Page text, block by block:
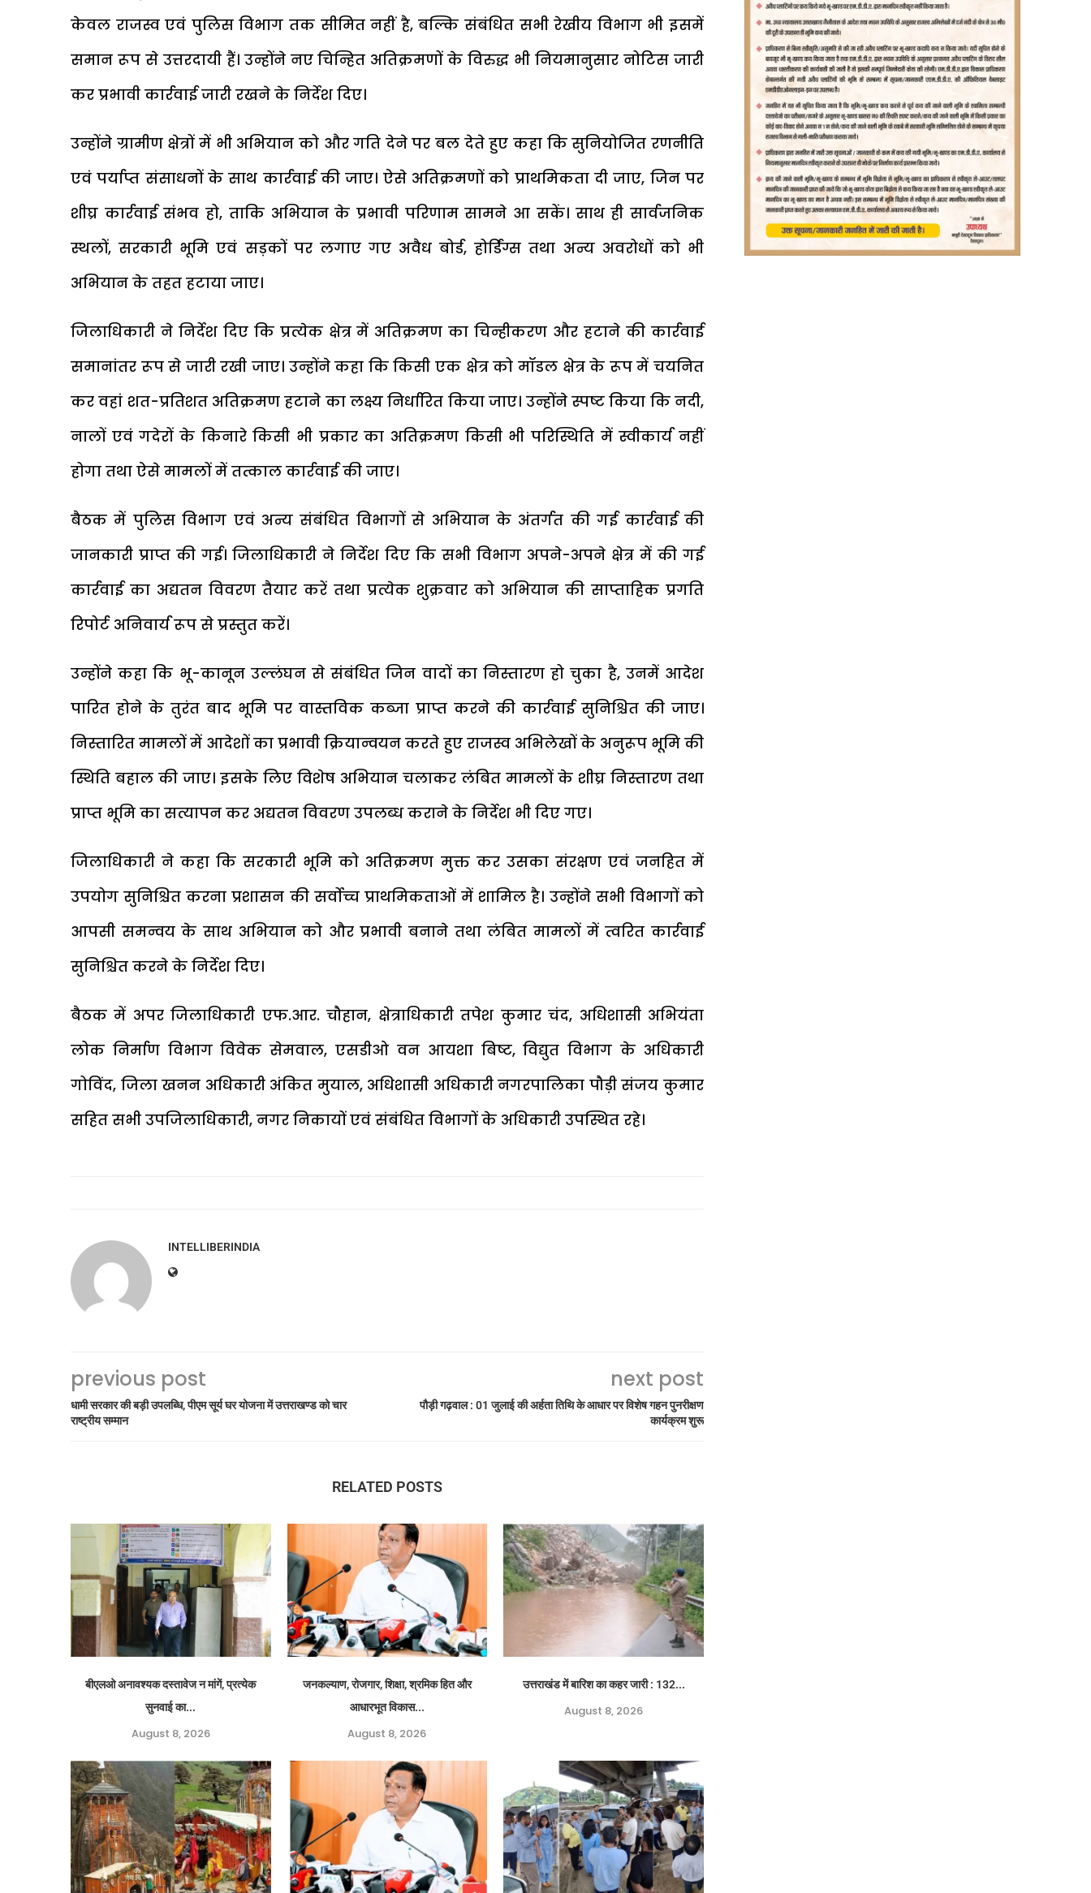
केवल राजस्व एवं पुलिस विभाग तक सीमित नहीं है, बल्कि संबंधित सभी रेखीय विभाग भी इसमें
समान रूप से उत्तरदायी हैं। उन्होंने नए चिन्हित अतिक्रमणों के विरुद्ध भी नियमानुसार नोटिस जारी
कर प्रभावी कार्रवाई जारी रखने के निर्देश दिए।
उन्होंने ग्रामीण क्षेत्रों में भी अभियान को और गति देने पर बल देते हुए कहा कि सुनियोजित रणनीति
एवं पर्याप्त संसाधनों के साथ कार्रवाई की जाए। ऐसे अतिक्रमणों को प्राथमिकता दी जाए, जिन पर
शीघ्र कार्रवाई संभव हो, ताकि अभियान के प्रभावी परिणाम सामने आ सकें। साथ ही सार्वजनिक
स्थलों, सरकारी भूमि एवं सड़कों पर लगाए गए अवैध बोर्ड, होर्डिंग्स तथा अन्य अवरोधों को भी
अभियान के तहत हटाया जाए।
जिलाधिकारी ने निर्देश दिए कि प्रत्येक क्षेत्र में अतिक्रमण का चिन्हीकरण और हटाने की कार्रवाई
समानांतर रूप से जारी रखी जाए। उन्होंने कहा कि किसी एक क्षेत्र को मॉडल क्षेत्र के रूप में चयनित
कर वहां शत-प्रतिशत अतिक्रमण हटाने का लक्ष्य निर्धारित किया जाए। उन्होंने स्पष्ट किया कि नदी,
नालों एवं गदेरों के किनारे किसी भी प्रकार का अतिक्रमण किसी भी परिस्थिति में स्वीकार्य नहीं
होगा तथा ऐसे मामलों में तत्काल कार्रवाई की जाए।
बैठक में पुलिस विभाग एवं अन्य संबंधित विभागों से अभियान के अंतर्गत की गई कार्रवाई की
जानकारी प्राप्त की गई। जिलाधिकारी ने निर्देश दिए कि सभी विभाग अपने-अपने क्षेत्र में की गई
कार्रवाई का अद्यतन विवरण तैयार करें तथा प्रत्येक शुक्रवार को अभियान की साप्ताहिक प्रगति
रिपोर्ट अनिवार्य रूप से प्रस्तुत करें।
उन्होंने कहा कि भू-कानून उल्लंघन से संबंधित जिन वादों का निस्तारण हो चुका है, उनमें आदेश
पारित होने के तुरंत बाद भूमि पर वास्तविक कब्जा प्राप्त करने की कार्रवाई सुनिश्चित की जाए।
निस्तारित मामलों में आदेशों का प्रभावी क्रियान्वयन करते हुए राजस्व अभिलेखों के अनुरूप भूमि की
स्थिति बहाल की जाए। इसके लिए विशेष अभियान चलाकर लंबित मामलों के शीघ्र निस्तारण तथा
प्राप्त भूमि का सत्यापन कर अद्यतन विवरण उपलब्ध कराने के निर्देश भी दिए गए।
जिलाधिकारी ने कहा कि सरकारी भूमि को अतिक्रमण मुक्त कर उसका संरक्षण एवं जनहित में
उपयोग सुनिश्चित करना प्रशासन की सर्वोच्च प्राथमिकताओं में शामिल है। उन्होंने सभी विभागों को
आपसी समन्वय के साथ अभियान को और प्रभावी बनाने तथा लंबित मामलों में त्वरित कार्रवाई
सुनिश्चित करने के निर्देश दिए।
बैठक में अपर जिलाधिकारी एफ.आर. चौहान, क्षेत्राधिकारी तपेश कुमार चंद, अधिशासी अभियंता
लोक निर्माण विभाग विवेक सेमवाल, एसडीओ वन आयशा बिष्ट, विद्युत विभाग के अधिकारी
गोविंद, जिला खनन अधिकारी अंकित मुयाल, अधिशासी अधिकारी नगरपालिका पौड़ी संजय कुमार
सहित सभी उपजिलाधिकारी, नगर निकायों एवं संबंधित विभागों के अधिकारी उपस्थित रहे।
INTELLIBERINDIA
previous post
धामी सरकार की बड़ी उपलब्धि, पीएम सूर्य घर योजना में उत्तराखण्ड को चार
राष्ट्रीय सम्मान
next post
पौड़ी गढ़वाल : 01 जुलाई की अर्हता तिथि के आधार पर विशेष गहन पुनरीक्षण
कार्यक्रम शुरू
RELATED POSTS
बीएलओ अनावश्यक दस्तावेज न मांगें, प्रत्येक
सुनवाई का...
August 8, 2026
जनकल्याण, रोजगार, शिक्षा, श्रमिक हित और
आधारभूत विकास...
August 8, 2026
उत्तराखंड में बारिश का कहर जारी : 132...
August 8, 2026